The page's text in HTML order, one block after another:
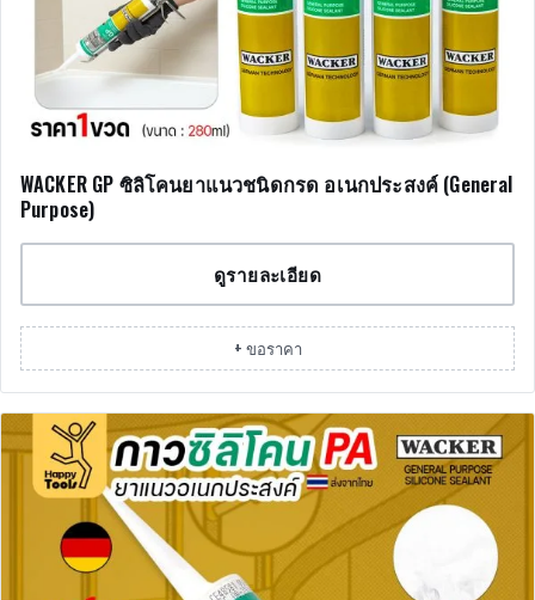
WACKER GP ซิลิโคนยาแนวชนิดกรด อเนกประสงค์ (General
Purpose)
ดูรายละเอียด
+ ขอราคา